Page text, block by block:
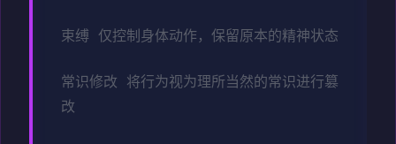
束缚 仅控制身体动作，保留原本的精神状态
常识修改 将行为视为理所当然的常识进行篡
改